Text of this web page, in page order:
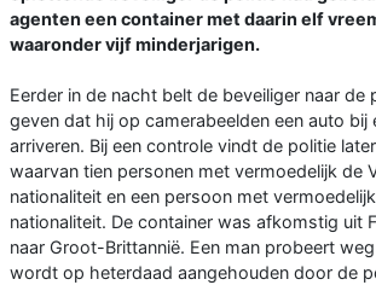
agenten een container met daarin elf
waaronder vijf minderjarigen.
Eerder in de nacht belt de beveiliger naar de
geven dat hij op camerabeelden een auto bij
arriveren. Bij een controle vindt de politie
waarvan tien personen met vermoedelijk de
nationaliteit en een persoon met
nationaliteit. De container was afkomstig uit
naar Groot-Brittannië. Een man probeert
wordt op heterdaad aangehouden door de